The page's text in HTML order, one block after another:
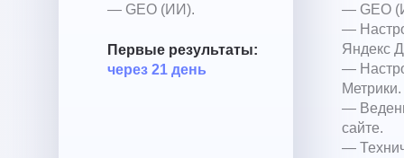
— GEO (ИИ).
Первые результаты:
через 21 день
— GEO
—
Яндекс
—
Метрики.
—
сайте.
—